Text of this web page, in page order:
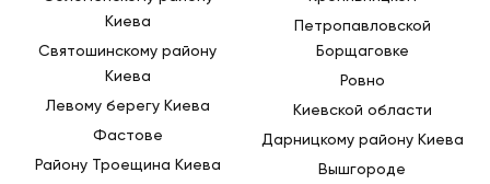
Киева
Святошинскому району
Киева
Левому берегу Киева
Фастове
Району Троещина Киева
Петропавловской
Борщаговке
Ровно
Киевской области
Дарницкому району Киева
Вышгороде